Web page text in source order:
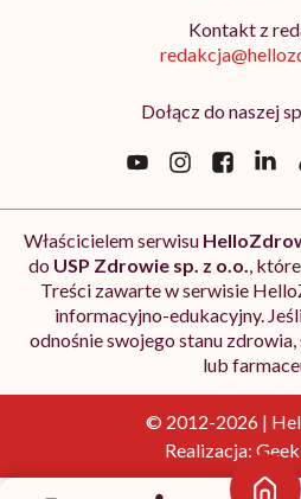
Kontakt z
Dołącz do naszej
Właścicielem serwisu
do USP Zdrowie sp. z o.o. ,
Treści zawarte w serwisie
informacyjno-edukacyjny.
odnośnie swojego stanu
lub
© 2012-2026 |
Realizacja: